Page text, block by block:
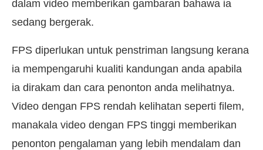
dalam video memberikan gambaran bahawa ia
sedang bergerak.
FPS diperlukan untuk penstriman langsung kerana
ia mempengaruhi kualiti kandungan anda apabila
ia dirakam dan cara penonton anda melihatnya.
Video dengan FPS rendah kelihatan seperti filem,
manakala video dengan FPS tinggi memberikan
penonton pengalaman yang lebih mendalam dan